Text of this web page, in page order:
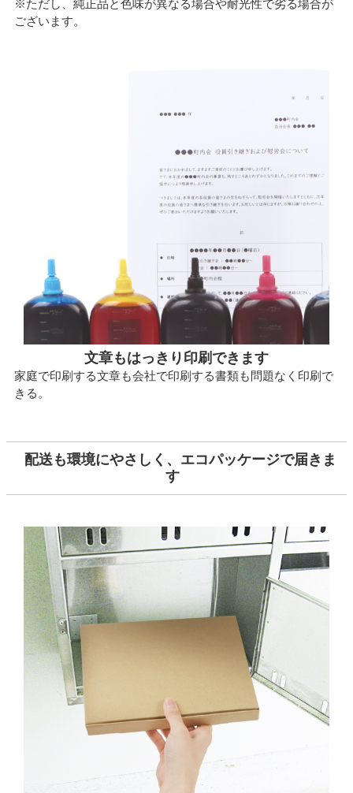
※ただし、純正品と色味が異なる場合や耐光性で劣る場合が
ございます。
文章もはっきり印刷できます
家庭で印刷する文章も会社で印刷する書類も問題なく印刷で
きる。
配送も環境にやさしく、エコパッケージで届きま
す